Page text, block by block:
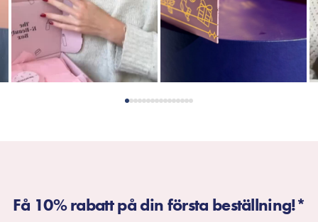
Få 10% rabatt på din första beställning!*